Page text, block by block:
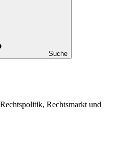
Suche
Rechtsmarkt und